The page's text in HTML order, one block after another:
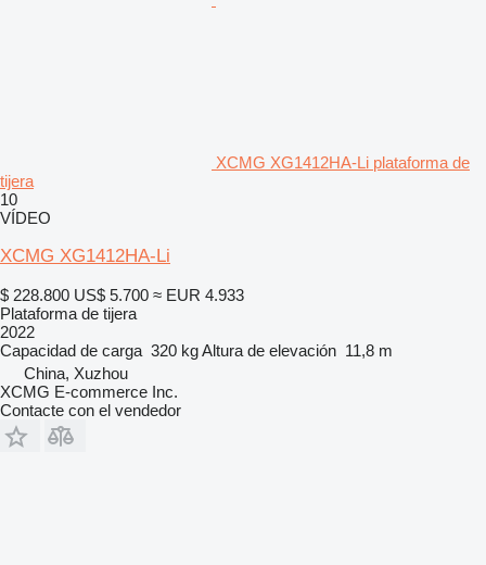
XCMG XG1412HA-Li plataforma de
tijera
10
VÍDEO
XCMG XG1412HA-Li
$ 228.800 US$ 5.700 ≈ EUR 4.933
Plataforma de tijera
2022
Capacidad de carga 320 kgAltura de elevación 11,8 m
China, Xuzhou
XCMG E-commerce Inc.
Contacte con el vendedor